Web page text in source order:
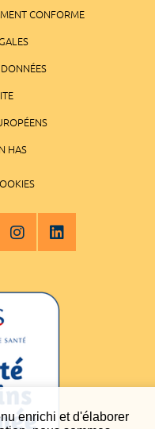
enrichi et d'élaborer
CONFORME
HAS